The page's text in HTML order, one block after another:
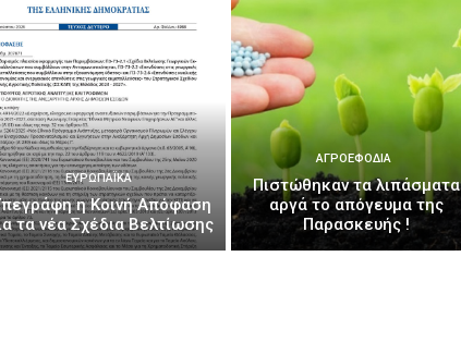
ΕΥΡΩΠΑΪΚΆ
η Κοινή Απόφαση
τα νέα Σχέδια Βελτίωσης
ΑΓΡΟΕΦΌΔΙΑ
Πιστώθηκαν τα λιπάσματα
αργά το απόγευμα της
Παρασκευής !